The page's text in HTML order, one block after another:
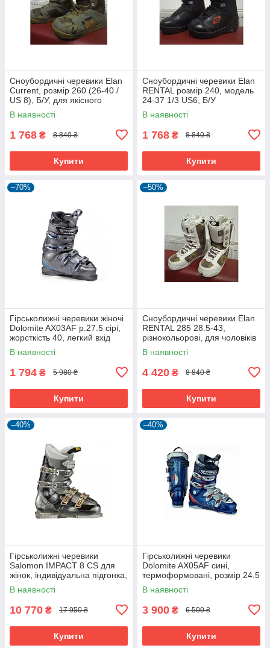
Сноубордичні черевики Elan
Current, розмір 260 (26-40 /
US 8), Б/У, для якісного
катання.
В наявності
1 768 ₴ 8 840 ₴
Купити
Сноубордичні черевики Elan
RENTAL розмір 240, модель
24-37 1/3 US6, Б/У
В наявності
1 768 ₴ 8 840 ₴
Купити
–70%
Гірськолижні черевики жіночі
Dolomite AX03AF р.27.5 сірі,
жорсткість 40, легкий вхід
In2Fit
В наявності
1 794 ₴ 5 980 ₴
Купити
–50%
Сноубордичні черевики Elan
RENTAL 285 28.5-43,
різнокольорові, для чоловіків
та жінок
В наявності
4 420 ₴ 8 840 ₴
Купити
–40%
Гірськолижні черевики
Salomon IMPACT 8 CS для
жінок, індивідуальна підгонка,
червоні
В наявності
10 770 ₴ 17 950 ₴
Купити
–40%
Гірськолижні черевики
Dolomite AX05AF сині,
термоформовані, розмір 24.5
MР
В наявності
3 900 ₴ 6 500 ₴
Купити